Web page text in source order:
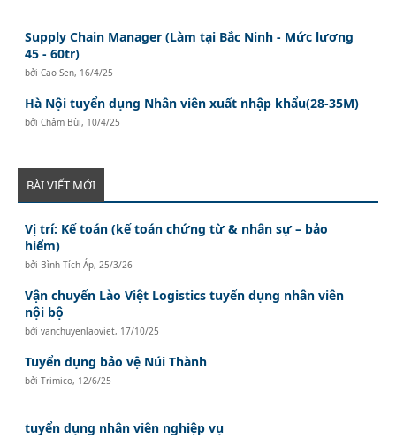
Supply Chain Manager (Làm tại Bắc Ninh - Mức lương
45 - 60tr)
bởiCao Sen, 16/4/25
Hà Nội tuyển dụng Nhân viên xuất nhập khẩu(28-35M)
bởiChâm Bùi, 10/4/25
BÀI VIẾT MỚI
Vị trí: Kế toán (kế toán chứng từ & nhân sự – bảo
hiểm)
bởi Bình Tích Áp,25/3/26
Vận chuyển Lào Việt Logistics tuyển dụng nhân viên
nội bộ
bởivanchuyenlaoviet, 17/10/25
Tuyển dụng bảo vệ Núi Thành
bởiTrimico, 12/6/25
tuyển dụng nhân viên nghiệp vụ